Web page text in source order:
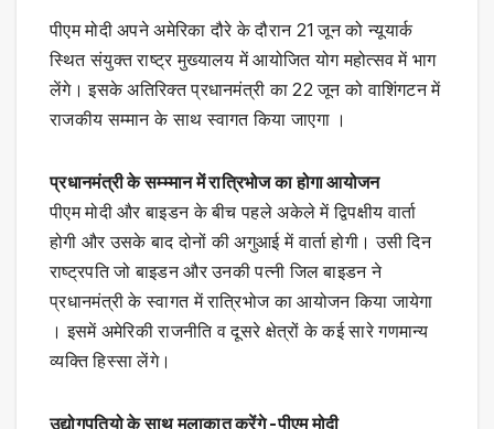
पीएम मोदी अपने अमेरिका दौरे के दौरान 21 जून को न्यूयार्क
स्थित संयुक्त राष्ट्र मुख्यालय में आयोजित योग महोत्सव में भाग
लेंगे। इसके अतिरिक्त प्रधानमंत्री का 22 जून को वाशिंगटन में
राजकीय सम्मान के साथ स्वागत किया जाएगा ।
प्रधानमंत्री के सम्म्मान में रात्रिभोज का होगा आयोजन
पीएम मोदी और बाइडन के बीच पहले अकेले में द्विपक्षीय वार्ता
होगी और उसके बाद दोनों की अगुआई में वार्ता होगी। उसी दिन
राष्ट्रपति जो बाइडन और उनकी पत्नी जिल बाइडन ने
प्रधानमंत्री के स्वागत में रात्रिभोज का आयोजन किया जायेगा
। इसमें अमेरिकी राजनीति व दूसरे क्षेत्रों के कई सारे गणमान्य
व्यक्ति हिस्सा लेंगे।
उद्योगपतियो के साथ मुलाकात करेंगे -पीएम मोदी